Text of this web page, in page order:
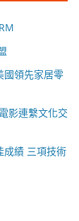
領先家居零
影連繫文化交
成績 三項技術